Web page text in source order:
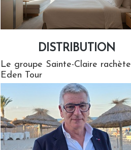
DISTRIBUTION
Le groupe Sainte-Claire rachète
Eden Tour